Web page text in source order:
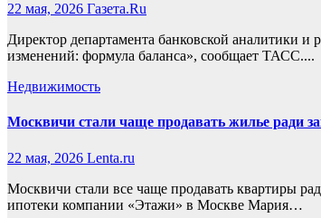
22 мая, 2026 Газета.Ru
Директор департамента банковской аналитики
изменений: формула баланса», сообщает ТАСС....
Недвижимость
Москвичи стали чаще продавать жилье ради
22 мая, 2026 Lenta.ru
Москвичи стали все чаще продавать квартиры
ипотеки компании «Этажи» в Москве Мария…